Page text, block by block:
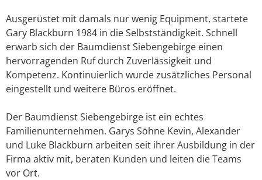
Ausgerüstet mit damals nur wenig Equipment, startete
Gary Blackburn 1984 in die Selbstständigkeit. Schnell
erwarb sich der Baumdienst Siebengebirge einen
hervorragenden Ruf durch Zuverlässigkeit und
Kompetenz. Kontinuierlich wurde zusätzliches Personal
eingestellt und weitere Büros eröffnet.
Der Baumdienst Siebengebirge ist ein echtes
Familienunternehmen. Garys Söhne Kevin, Alexander
und Luke Blackburn arbeiten seit ihrer Ausbildung in der
Firma aktiv mit, beraten Kunden und leiten die Teams
vor Ort.